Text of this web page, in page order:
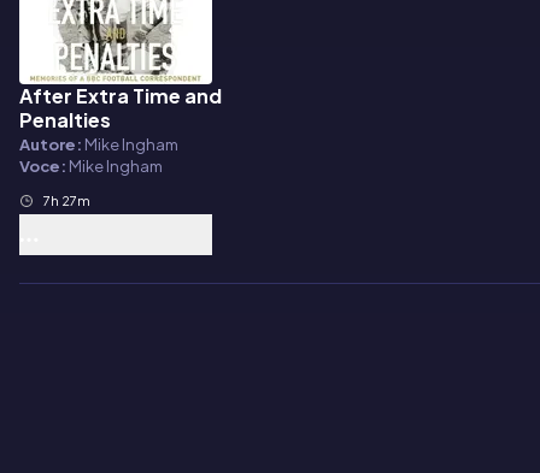
Audiolibro
After Extra Time and
Penalties
Autore: Mike Ingham
Voce: Mike Ingham
7h 27m